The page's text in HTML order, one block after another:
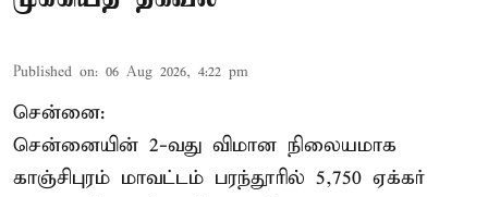
Published on: 06 Aug 2026, 4:22 pm
சென்னை:
சென்னையின் 2-வது விமான நிலையமாக
காஞ்சிபுரம் மாவட்டம் பரந்தூரில் 5,750 ஏக்கர்